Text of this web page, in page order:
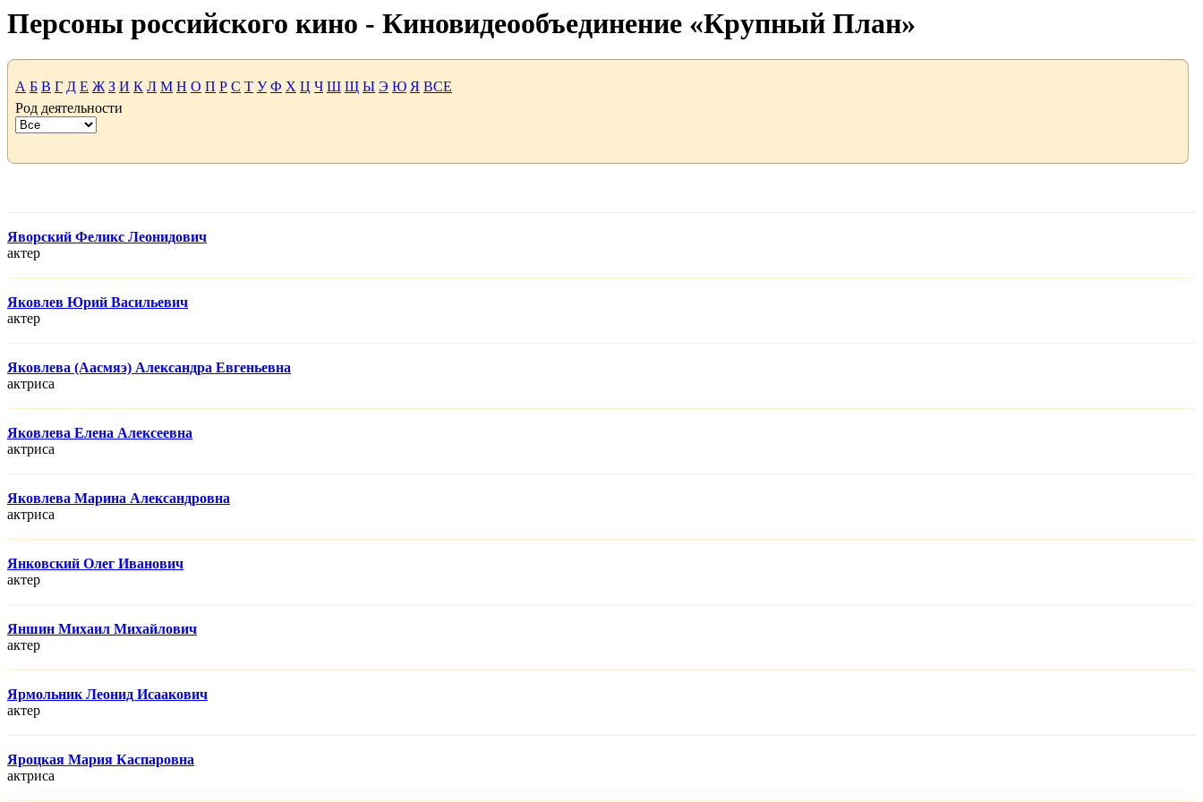
Персоны российского кино - Киновидеообъединение «Крупный План»
А Б В Г Д Е Ж З И К Л М Н О П Р С Т У Ф Х Ц Ч Ш Щ Ы Э Ю Я ВСЕ
Род деятельности
Яворский Феликс Леонидович
актер
Яковлев Юрий Васильевич
актер
Яковлева (Аасмяэ) Александра Евгеньевна
актриса
Яковлева Елена Алексеевна
актриса
Яковлева Марина Александровна
актриса
Янковский Олег Иванович
актер
Яншин Михаил Михайлович
актер
Ярмольник Леонид Исаакович
актер
Яроцкая Мария Каспаровна
актриса